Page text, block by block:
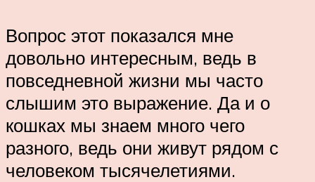
Вопрос этот показался мне
довольно интересным, ведь в
повседневной жизни мы часто
слышим это выражение. Да и о
кошках мы знаем много чего
разного, ведь они живут рядом с
человеком тысячелетиями.